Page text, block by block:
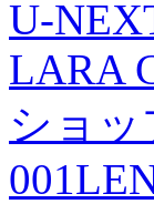
U-
LARA
ショ